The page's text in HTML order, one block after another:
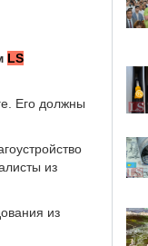
LS
Его должны
из
из